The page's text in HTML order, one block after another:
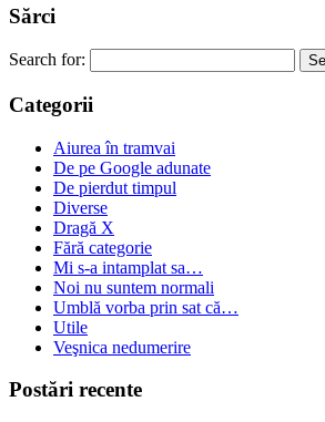
Sărci
Search for:
Categorii
Aiurea în tramvai
De pe Google adunate
De pierdut timpul
Diverse
Dragă X
Fără categorie
Mi s-a intamplat sa…
Noi nu suntem normali
Umblă vorba prin sat că…
Utile
Veşnica nedumerire
Postări recente